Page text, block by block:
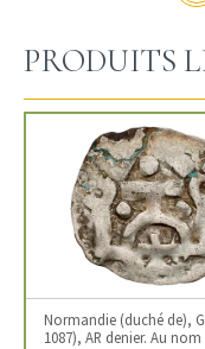
PRODUITS
Normandie (duché de),
1087), AR denier. Au